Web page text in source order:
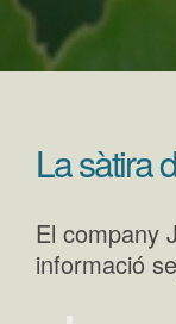
La sàtira
El company
informació